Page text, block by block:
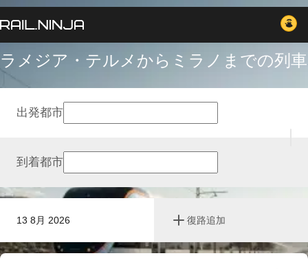
ラメジア・テルメからミラノまでの列車
13 8月 2026 復路追加
出発都市
到着都市